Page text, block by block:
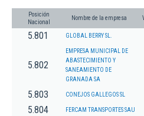
Posición
Nacional
Nombre de la empresa
5.801 GLOBAL BERRY SL.
5.802
EMPRESA MUNICIPAL DE
ABASTECIMIENTO Y
SANEAMIENTO DE
GRANADA SA
5.803 CONEJOS GALLEGOS SL
5.804 FERCAM TRANSPORTES SAU